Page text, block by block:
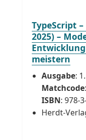
TypeScript
2025) –
meistern
Ausgabe:
Matchcode
ISBN: 978-
Herdt-